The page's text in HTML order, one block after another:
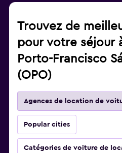
Trouvez de
pour votre séjour
Porto-Francisco
(OPO)
Agences de location de
Popular cities
Catégories de voiture de